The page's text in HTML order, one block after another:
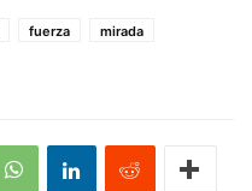
fuerza
mirada